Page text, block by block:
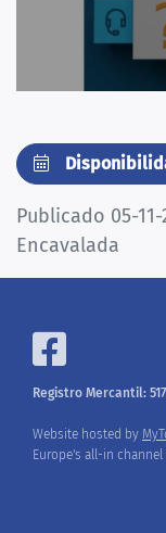
Publicado 05-
Encavalada
Registro Mercantil:
Website hosted by
Europe's all-in channel